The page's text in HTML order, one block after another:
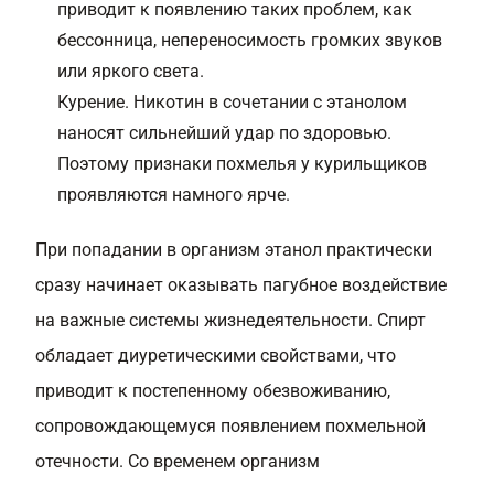
приводит к появлению таких проблем, как
бессонница, непереносимость громких звуков
или яркого света.
Курение. Никотин в сочетании с этанолом
наносят сильнейший удар по здоровью.
Поэтому признаки похмелья у курильщиков
проявляются намного ярче.
При попадании в организм этанол практически
сразу начинает оказывать пагубное воздействие
на важные системы жизнедеятельности. Спирт
обладает диуретическими свойствами, что
приводит к постепенному обезвоживанию,
сопровождающемуся появлением похмельной
отечности. Со временем организм